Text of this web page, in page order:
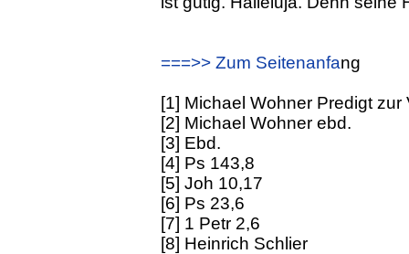
===>> Zum Seitenanfang
[1] Michael Wohner Predigt
[2] Michael Wohner ebd.
[3] Ebd.
[4] Ps 143,8
[5] Joh 10,17
[6] Ps 23,6
[7] 1 Petr 2,6
[8] Heinrich Schlier